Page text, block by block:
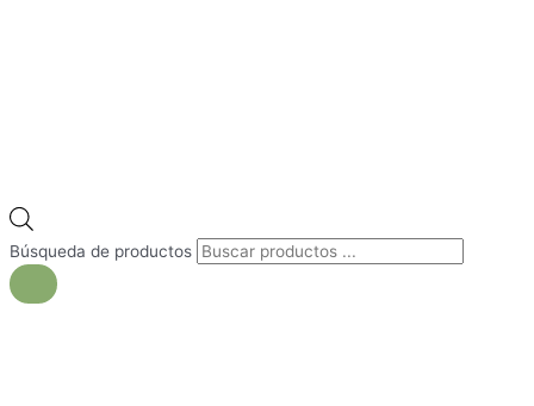
Búsqueda de productos